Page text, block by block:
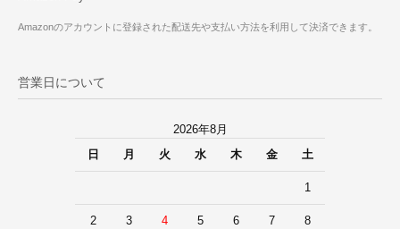
Amazonのアカウントに登録された配送先や支払い方法を利用して決済できます。
営業日について
2026年8月
日
月 火 水 木 金 土
1
2 3 4 5 6 7 8